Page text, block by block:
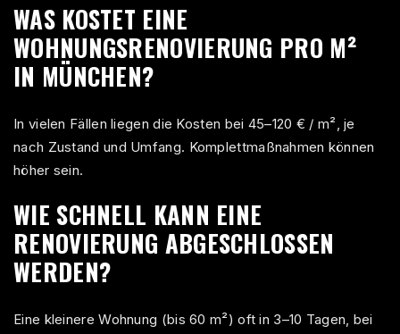
WAS KOSTET EINE
WOHNUNGSRENOVIERUNG PRO M²
IN MÜNCHEN?
In vielen Fällen liegen die Kosten bei 45–120 € / m², je
nach Zustand und Umfang. Komplettmaßnahmen können
höher sein.
WIE SCHNELL KANN EINE
RENOVIERUNG ABGESCHLOSSEN
WERDEN?
Eine kleinere Wohnung (bis 60 m²) oft in 3–10 Tagen, bei